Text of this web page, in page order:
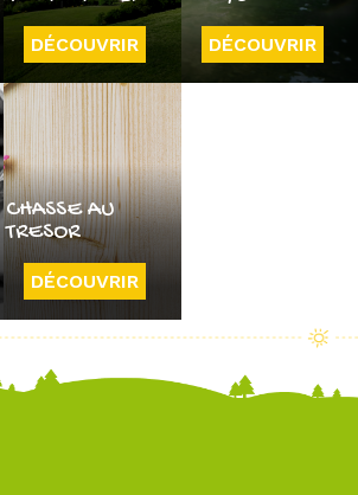
DÉCOUVRIR DÉCOUVRIR
CHASSE AU
TRESOR
DÉCOUVRIR